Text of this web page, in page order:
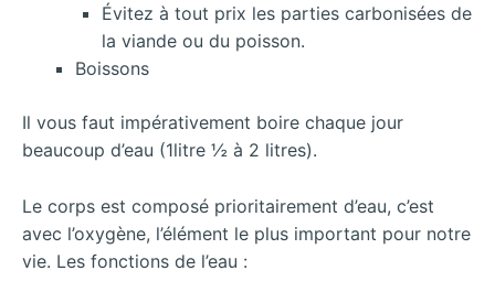
Évitez à tout prix les parties carbonisées de
la viande ou du poisson.
Boissons
Il vous faut impérativement boire chaque jour
beaucoup d’eau (1litre ½ à 2 litres).
Le corps est composé prioritairement d’eau, c’est
avec l’oxygène, l’élément le plus important pour notre
vie. Les fonctions de l’eau :